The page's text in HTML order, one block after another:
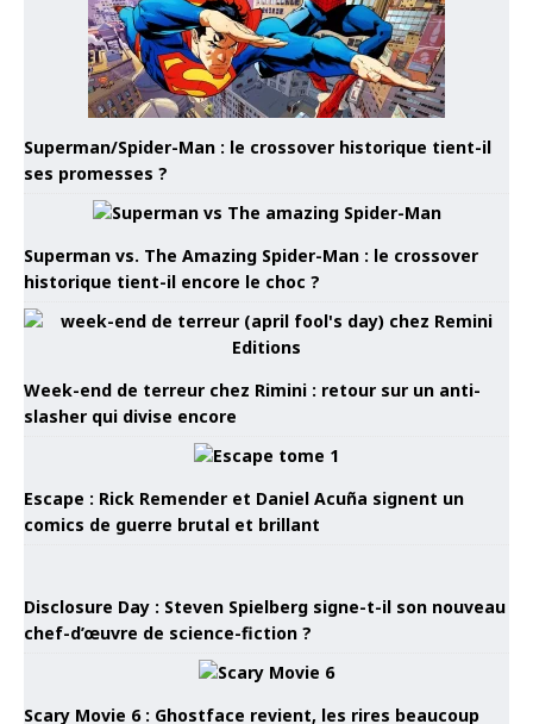
Superman/Spider-Man : le crossover historique tient-il
ses promesses ?
Superman vs. The Amazing Spider-Man : le crossover
historique tient-il encore le choc ?
Week-end de terreur chez Rimini : retour sur un anti-
slasher qui divise encore
Escape : Rick Remender et Daniel Acuña signent un
comics de guerre brutal et brillant
Disclosure Day : Steven Spielberg signe-t-il son nouveau
chef-d’œuvre de science-fiction ?
Scary Movie 6 : Ghostface revient, les rires beaucoup